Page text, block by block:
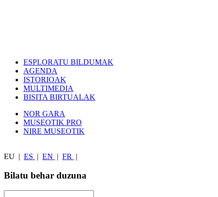
ESPLORATU BILDUMAK
AGENDA
ISTORIOAK
MULTIMEDIA
BISITA BIRTUALAK
NOR GARA
MUSEOTIK PRO
NIRE MUSEOTIK
EU ES EN FR
Bilatu behar duzuna